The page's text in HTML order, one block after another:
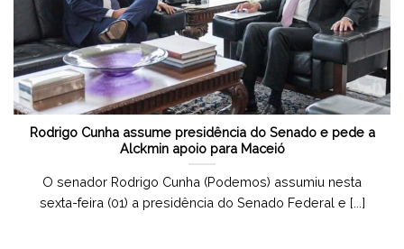
Rodrigo Cunha assume presidência do Senado e pede a
Alckmin apoio para Maceió
O senador Rodrigo Cunha (Podemos) assumiu nesta
sexta-feira (01) a presidência do Senado Federal e [...]